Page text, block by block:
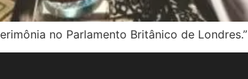
no Parlamento Britânico de Londres.”